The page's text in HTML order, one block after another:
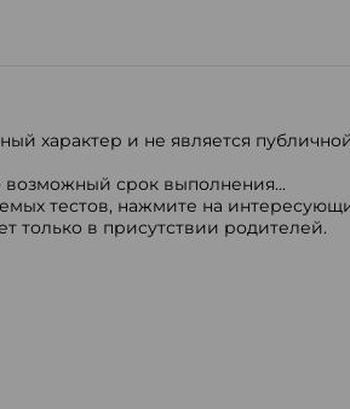
характер и не является
возможный срок выполнения...
тестов, нажмите на
только в присутствии родителей.